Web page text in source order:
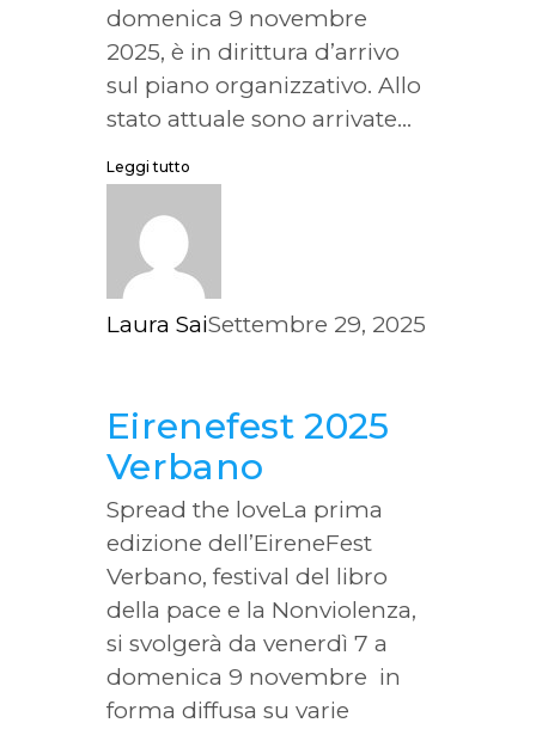
domenica 9 novembre
2025, è in dirittura d’arrivo
sul piano organizzativo. Allo
stato attuale sono arrivate...
Leggi tutto
Laura SaiSettembre 29, 2025
Eirenefest 2025
Verbano
Spread the loveLa prima
edizione dell’EireneFest
Verbano, festival del libro
della pace e la Nonviolenza,
si svolgerà da venerdì 7 a
domenica 9 novembre in
forma diffusa su varie